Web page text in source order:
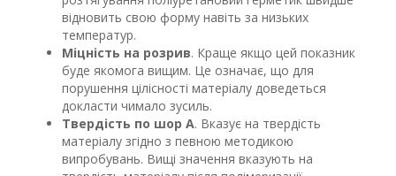
відновить свою форму навіть за низьких
температур.
Міцність на розрив. Краще якщо цей показник
буде якомога вищим. Це означає, що для
порушення цілісності матеріалу доведеться
докласти чимало зусиль.
Твердість по шор А. Вказує на твердість
матеріалу згідно з певною методикою
випробувань. Вищі значення вказують на